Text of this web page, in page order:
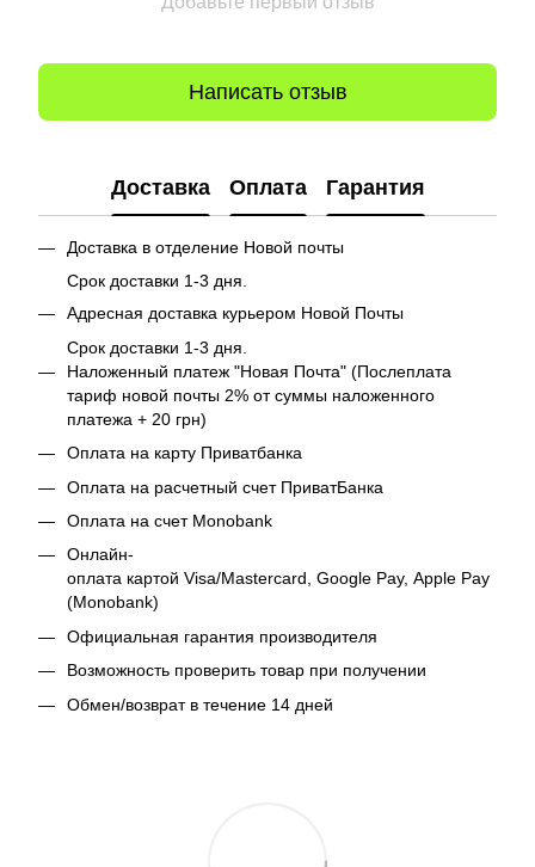
Написать отзыв
Доставка Оплата Гарантия
Доставка в отделение Новой почты
Срок доставки 1-3 дня.
Адресная доставка курьером Новой Почты
Срок доставки 1-3 дня.
Наложенный платеж "Новая Почта" (Послеплата
тариф новой почты 2% от суммы наложенного
платежа + 20 грн)
Оплата на карту Приватбанка
Оплата на расчетный счет ПриватБанка
Оплата на счет Monobank
Онлайн-
оплата картой Visa/Mastercard, Google Pay, Apple Pay
(Monobank)
Официальная гарантия производителя
Возможность проверить товар при получении
Обмен/возврат в течение 14 дней